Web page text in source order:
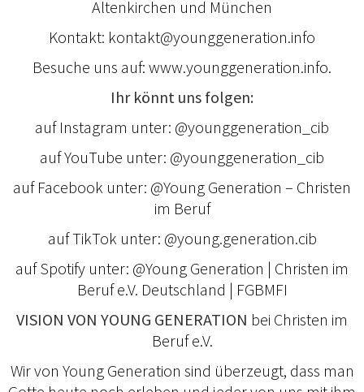
Altenkirchen und München
Kontakt: kontakt@younggeneration.info
Besuche uns auf: www.younggeneration.info.
Ihr könnt uns folgen:
auf Instagram unter: @younggeneration_cib
auf YouTube unter: @younggeneration_cib
auf Facebook unter: @Young Generation – Christen
im Beruf
auf TikTok unter: @young.generation.cib
auf Spotify unter: @Young Generation | Christen im
Beruf e.V. Deutschland | FGBMFI
VISION VON YOUNG GENERATION bei Christen im
Beruf e.V.
Wir von Young Generation sind überzeugt, dass man